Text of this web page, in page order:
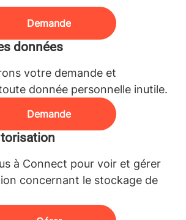
Demande
données
votre demande et
donnée personnelle inutile.
Demande
à Connect pour voir et gérer
concernant le stockage de